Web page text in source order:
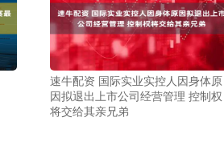
速牛配资 国际实业实控人因身体原
因拟退出上市公司经营管理 控制权
将交给其亲兄弟